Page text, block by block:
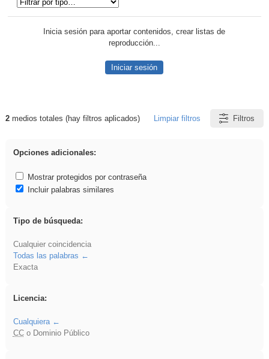
Inicia sesión para aportar contenidos, crear listas de
reproducción...
Iniciar sesión
Resultados de: rezo
2medios totales (hay filtros aplicados) Limpiar filtros Filtros
Opciones adicionales:
Mostrar protegidos por contraseña
Incluir palabras similares
Tipo de búsqueda:
Cualquier coincidencia
Todas las palabras
Exacta
Licencia:
Cualquiera
CCo Dominio Público